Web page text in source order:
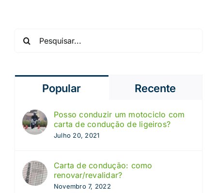
Popular Recente
Posso conduzir um motociclo com
carta de condução de ligeiros?
Julho 20, 2021
Carta de condução: como
renovar/revalidar?
Novembro 7, 2022